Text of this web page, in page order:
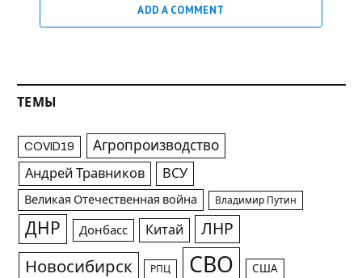
ADD A COMMENT
ТЕМЫ
COVID19 Агропроизводство
Андрей Травников ВСУ
Великая Отечественная война Владимир Путин
ДНР Донбасс Китай ЛНР
Новосибирск РПЦ СВО США